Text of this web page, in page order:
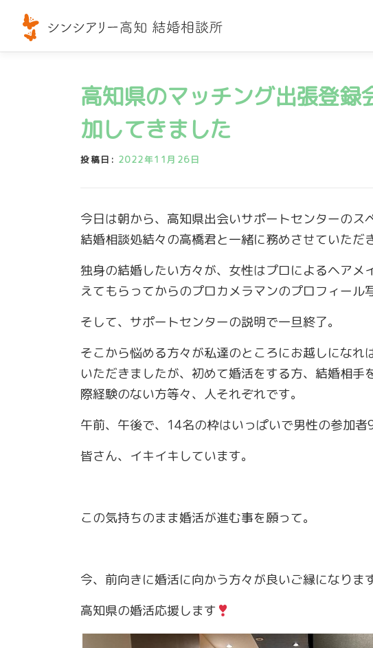
高知県のマッチング出張登
加してきました
投稿日: 2022年11月26日
今日は朝から、高知県出会いサポートセンターのス
結婚相談処結々の高橋君と一緒に務めさせていただ
独身の結婚したい方々が、女性はプロによるヘア
えてもらってからのプロカメラマンのプロフィール
そして、サポートセンターの説明で一旦終了。
そこから悩める方々が私達のところにお越しにな
いただきましたが、初めて婚活をする方、結婚相
際経験のない方等々、人それぞれです。
午前、午後で、14名の枠はいっぱいで男性の参加者
皆さん、イキイキしています。
この気持ちのまま婚活が進む事を願って。
今、前向きに婚活に向かう方々が良いご縁になりま
高知県の婚活応援します